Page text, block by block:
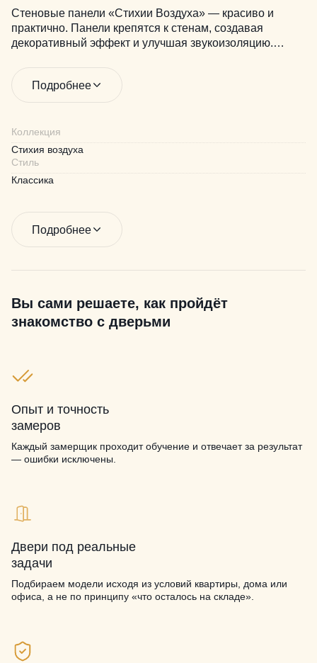
Стеновые панели «Стихии Воздуха» — красиво и
практично. Панели крепятся к стенам, создавая
декоративный эффект и улучшая звукоизоляцию.
комфорт в доме без лишних усилий.
Подробнее
Коллекция
Стихия воздуха
Стиль
Классика
Подробнее
Вы сами решаете, как пройдёт
знакомство с дверьми
Опыт и точность
замеров
Каждый замерщик проходит обучение и отвечает за результат
— ошибки исключены.
Двери под реальные
задачи
Подбираем модели исходя из условий квартиры, дома или
офиса, а не по принципу «что осталось на складе».